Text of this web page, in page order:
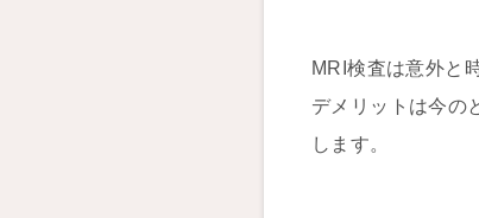
MRI検査は意外と
デメリットは今の
します。